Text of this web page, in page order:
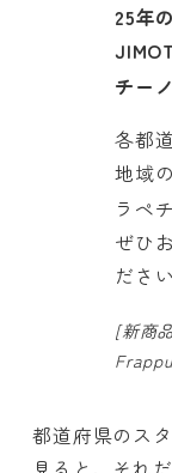
25年
チーノ
各都
地域
ラペ
ぜひ
ださい
[新商
都道府県のス